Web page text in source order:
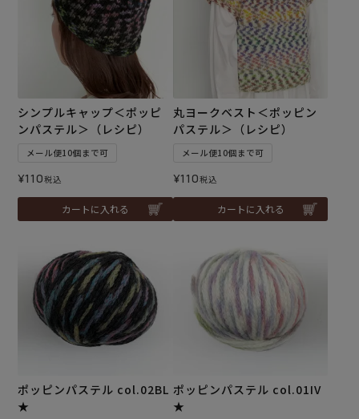
シンプルキャップ＜ポッピ
ンパステル＞（レシピ）
メール便10個まで可
¥110税込
カートに入れる
丸ヨークベスト＜ポッピン
パステル＞（レシピ）
メール便10個まで可
¥110税込
カートに入れる
ポッピンパステル col.02BL
★
ポッピンパステル col.01IV
★